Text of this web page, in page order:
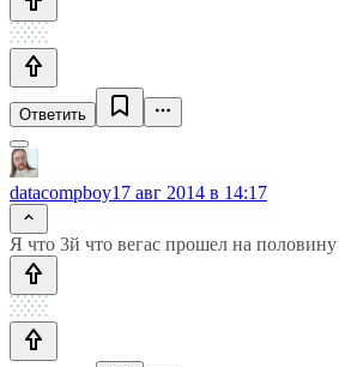
Ответить
datacompboy17 авг 2014 в 14:17
Я что 3й что вегас прошел на